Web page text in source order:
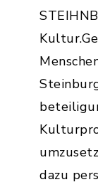
dazu